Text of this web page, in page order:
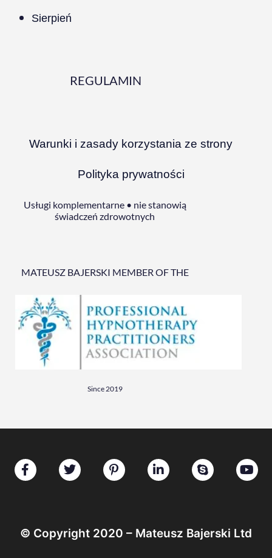
Sierpień
REGULAMIN
Warunki i zasady korzystania ze strony
Polityka prywatności
Usługi komplementarne • nie stanowią
świadczeń zdrowotnych
MATEUSZ BAJERSKI MEMBER OF THE
Since 2019
© Copyright 2020 – Mateusz Bajerski Ltd